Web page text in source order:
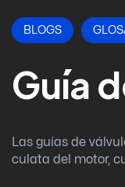
BLOGS
Guía
Las guías de
culata del motor,